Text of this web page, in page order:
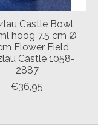
Castle Bowl
hoog 7.5 cm Ø
Flower Field
Castle 1058-
2887
€36,95